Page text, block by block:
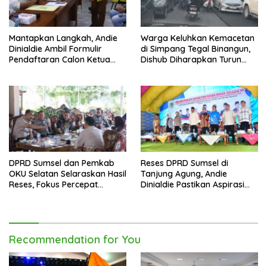
Mantapkan Langkah, Andie
Dinialdie Ambil Formulir
Pendaftaran Calon Ketua
Warga Keluhkan Kemacetan
di Simpang Tegal Binangun,
Dishub Diharapkan Turun
DPRD Sumsel dan Pemkab
OKU Selatan Selaraskan Hasil
Reses, Fokus Percepat
Reses DPRD Sumsel di
Tanjung Agung, Andie
Dinialdie Pastikan Aspirasi
Recommendation for You